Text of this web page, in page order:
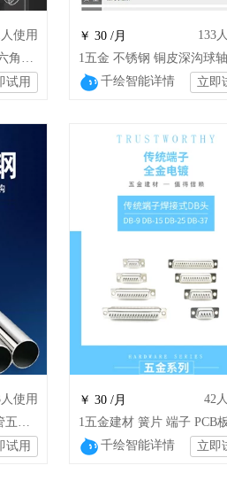
人使用
1不锈钢三通五金304/316六角外丝接头
试用
￥ 30 /月 133
千绘智能详情 立即
人使用
1金属时尚简约不锈钢水管五金工具零件 wsj
试用
￥ 30 /月 42
千绘智能详情 立即